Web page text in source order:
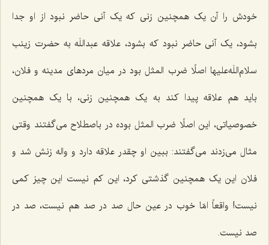
خودش را آن یک همچنین زنی که یک آنی حاضر نبود از او جدا
بشود، یک آنی حاضر نبود که بشود، علاقه عبداللَه به حضرت زینب
سلام‌اللَه‌علیها اصلًا ضرب المثل بود در میان مردهای مدینه و فلان،
باید هم علاقه پیدا کند به یک همچنین زنی، با یک همچنین
خصوصیاتی، این اصلًا ضرب المثل بوده در باصطلاح می‌گفتند وقتی
مثال می‌زدند می‌گفتند: ببین او چقدر علاقه دارد و واله زنش شد و
فلان این یک همچنین گذشتی کرد، این کم نیست این چیز کمی
نیست! واقعاً امّا خوب در عین حال صد در صد هم نیست، صد در
صد نیست.